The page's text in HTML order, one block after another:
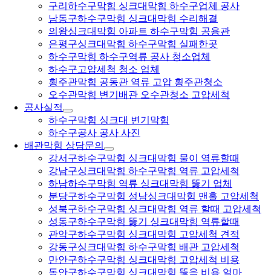
구리하수구막힘 싱크대막힘 하수구업체 공사
남동구하수구막힘 싱크대막힘 수리해결
의왕싱크대막힘 아파트 하수구막힘 공용관
은평구싱크대막힘 하수구막힘 실패한곳
하수구막힘 하수구역류 공사 청소업체
하수구고압세척 청소 업체
횡주관막힘 공동관 역류 고압 횡주관청소
오수관막힘 변기배관 오수관청소 고압세척
공사실적
하수구막힘 싱크대 변기막힘
하수구공사 공사 사진
배관막힘 상담문의
강서구하수구막힘 싱크대막힘 물이 역류할때
강남구싱크대막힘 하수구막힘 역류 고압세척
하남하수구막힘 역류 싱크대막힘 뚫기 업체
분당구하수구막힘 성남싱크대막힘 맨홀 고압세척
성북구하수구막힘 싱크대막힘 역류 할때 고압세척
성동구하수구막힘 뚫기 싱크대막힘 역류할때
관악구하수구막힘 싱크대막힘 고압세척 견적
강동구싱크대막힘 하수구막힘 배관 고압세척
만안구하수구막힘 싱크대막힘 고압세척 비용
동안구하수구막힘 싱크대막힘 뚫음 비용 얼마